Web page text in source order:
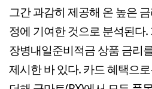
그간 과감히 제공해 온 높은
정에 기여한 것으로 분석된다
장병내일준비적금 상품 금리
제시한 바 있다. 카드 혜택으